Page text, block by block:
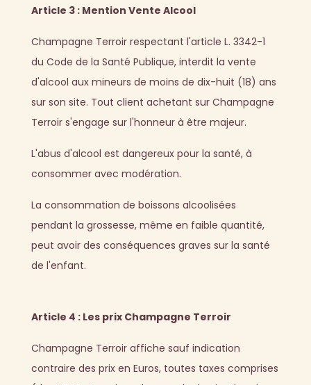
Article 3 : Mention Vente Alcool
Champagne Terroir respectant l'article L. 3342-1
du Code de la Santé Publique, interdit la vente
d'alcool aux mineurs de moins de dix-huit (18) ans
sur son site. Tout client achetant sur Champagne
Terroir s'engage sur l'honneur à être majeur.
L'abus d'alcool est dangereux pour la santé, à
consommer avec modération.
La consommation de boissons alcoolisées
pendant la grossesse, même en faible quantité,
peut avoir des conséquences graves sur la santé
de l'enfant.
Article 4 : Les prix Champagne Terroir
Champagne Terroir affiche sauf indication
contraire des prix en Euros, toutes taxes comprises